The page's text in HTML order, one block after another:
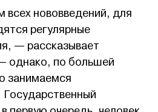
нововведений, для
регулярные
— рассказывает
однако, по большей
занимаемся